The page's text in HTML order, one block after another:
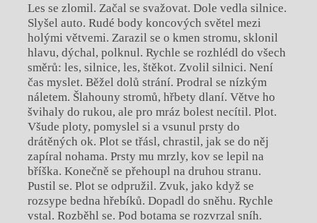
Les se zlomil. Začal se svažovat. Dole vedla silnice.
Slyšel auto. Rudé body koncových světel mezi
holými větvemi. Zarazil se o kmen stromu, sklonil
hlavu, dýchal, polknul. Rychle se rozhlédl do všech
směrů: les, silnice, les, štěkot. Zvolil silnici. Není
čas myslet. Běžel dolů strání. Prodral se nízkým
náletem. Šlahouny stromů, hřbety dlaní. Větve ho
švihaly do rukou, ale pro mráz bolest necítil. Plot.
Všude ploty, pomyslel si a vsunul prsty do
drátěných ok. Plot se třásl, chrastil, jak se do něj
zapíral nohama. Prsty mu mrzly, kov se lepil na
bříška. Konečně se přehoupl na druhou stranu.
Pustil se. Plot se odpružil. Zvuk, jako když se
rozsype bedna hřebíků. Dopadl do sněhu. Rychle
vstal. Rozběhl se. Pod botama se rozvrzal sníh.